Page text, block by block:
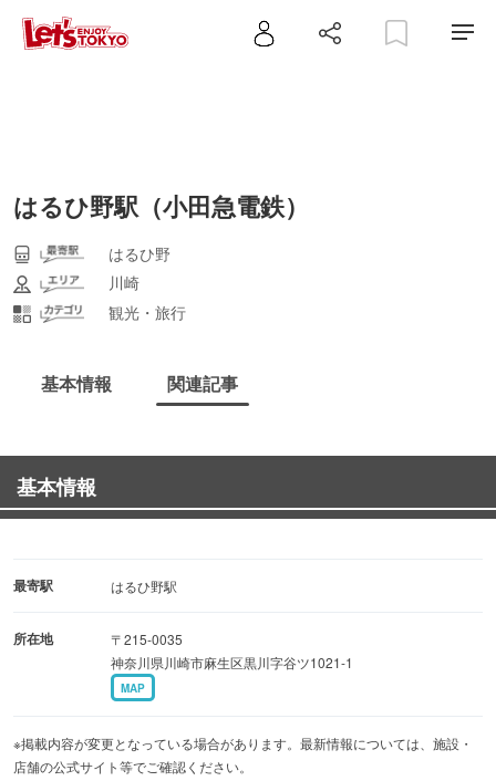
はるひ野駅（小田急電鉄）
はるひ野
川崎
観光・旅行
基本情報 関連記事
基本情報
最寄駅 はるひ野駅
所在地
〒215-0035
神奈川県川崎市麻生区黒川字谷ツ1021-1
MAP
※掲載内容が変更となっている場合があります。最新情報については、施設・
店舗の公式サイト等でご確認ください。